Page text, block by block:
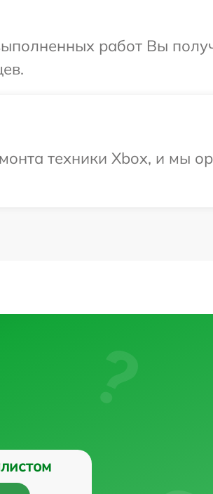
работ Вы
техники Xbox, и мы